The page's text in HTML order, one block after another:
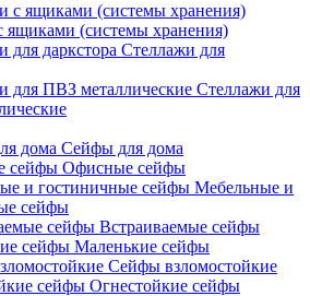
ящиками (системы хранения)
Стеллажи для
Стеллажи для
Сейфы для дома
Офисные сейфы
Мебельные и
сейфы
Встраиваемые сейфы
Маленькие сейфы
Сейфы взломостойкие
Огнестойкие сейфы